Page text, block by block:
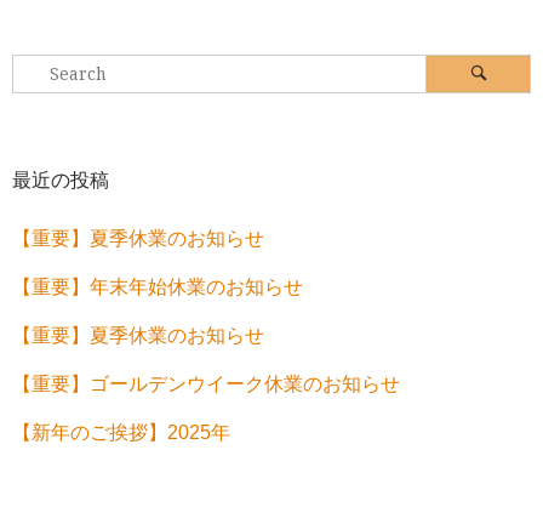
Search
for:
最近の投稿
【重要】夏季休業のお知らせ
【重要】年末年始休業のお知らせ
【重要】夏季休業のお知らせ
【重要】ゴールデンウイーク休業のお知らせ
【新年のご挨拶】2025年